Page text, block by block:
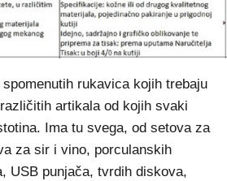
rukavica kojih trebaju
artikala od kojih svaki
Ima tu svega, od setova za
za sir i vino, porculanskih
USB punjača, tvrdih diskova,